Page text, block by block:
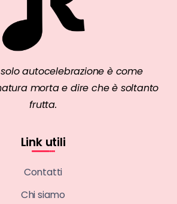
autocelebrazione è come
morta e dire che è soltanto
frutta.
Link utili
Contatti
Chi siamo